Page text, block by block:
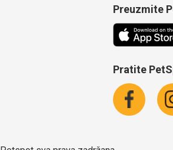
Preuzmite
Pratite